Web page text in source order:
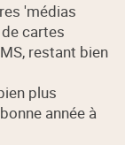
'médias
cartes
restant bien
plus
année à